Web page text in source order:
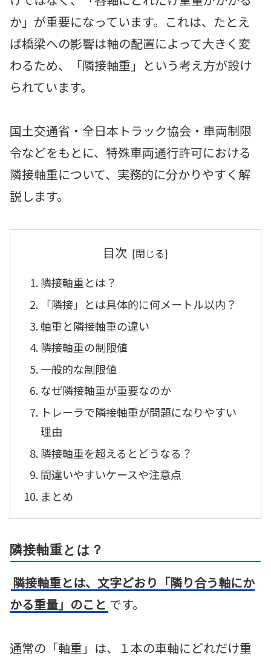
か」が重要になっています。これは、たとえ
ば橋梁への影響は軸の配置によって大きく変
わるため、「隣接軸重」という考え方が設け
られています。
国土交通省・全日本トラック協会・車両制限
令などをもとに、特殊車両通行許可における
隣接軸重について、実務的に分かりやすく解
説します。
目次
隣接軸重とは？
「隣接」とは具体的に何メートル以内？
軸重と隣接軸重の違い
隣接軸重の制限値
一般的な制限値
なぜ隣接軸重が重要なのか
トレーラで隣接軸重が問題になりやすい
理由
隣接軸重を超えるとどうなる？
間違いやすいケースや注意点
まとめ
隣接軸重とは？
隣接軸重とは、文字どおり「隣り合う軸にか
かる重量」のこと です。
通常の「軸重」は、１本の車軸にどれだけ重